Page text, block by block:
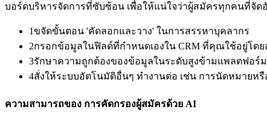
บอร์ดบริหารจัดการที่ซับซ้อน เพื่อให้แน่ใจว่าผู้สมัครทุกคนที่จั
1ขจัดขั้นตอน 'คัดลอกและวาง' ในการสรรหาบุคลากร
2กรอกข้อมูลในฟิลด์ที่กำหนดเองใน CRM ที่คุณใช้อยู่โด
3รักษาความถูกต้องของข้อมูลในระดับสูงข้ามแพลตฟอร์ม
4สั่งให้ระบบอัตโนมัติอื่นๆ ทำงานต่อ เช่น การนัดหมายหรื
ความสามารถของ การคัดกรองผู้สมัครด้วย AI